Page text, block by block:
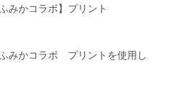
みかコラボ】プリント
みかコラボ プリントを使用し